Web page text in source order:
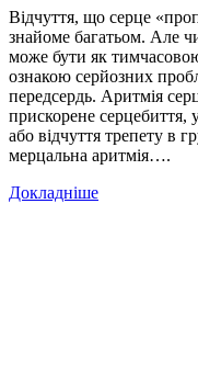
Відчуття, що серце
знайоме багатьом. Але
може бути як
ознакою серйозних
передсердь. Аритмія
прискорене серцебиття,
або відчуття трепету в
мерцальна аритмія….
Докладніше